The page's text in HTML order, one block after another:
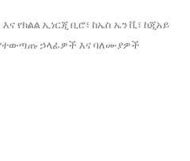
የክልል ኢነርጂ ቢሮ፣ ከኤስ ኤን ቪ፣ ከጂአይ
ኃላፊዎች እና ባለሙያዎች